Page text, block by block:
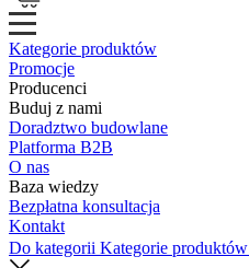
Kategorie produktów
Promocje
Producenci
Buduj z nami
Doradztwo budowlane
Platforma B2B
O nas
Baza wiedzy
Bezpłatna konsultacja
Kontakt
Do kategorii Kategorie produktów